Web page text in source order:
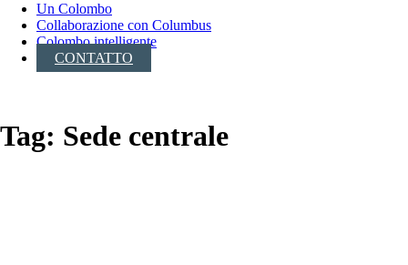
Un Colombo
Collaborazione con Columbus
Colombo intelligente
CONTATTO
Tag: Sede centrale